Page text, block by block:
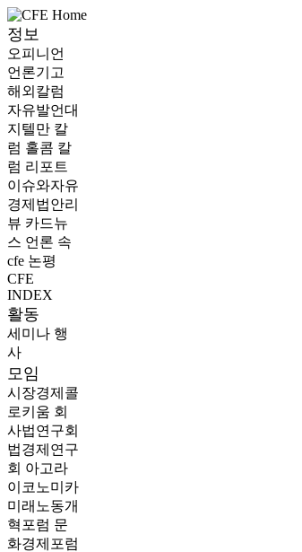
정보
오피니언
언론기고
해외칼럼
자유발언대
지텔만 칼
럼 홀콤 칼
럼 리포트
이슈와자유
경제법안리
뷰 카드뉴
스 언론 속
cfe 논평
CFE
INDEX
활동
세미나 행
사
모임
시장경제콜
로키움 회
사법연구회
법경제연구
회 아고라
이코노미카
미래노동개
혁포럼 문
화경제포럼